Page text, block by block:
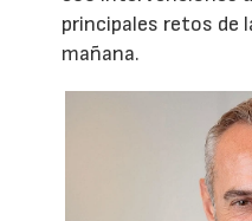
principales retos de
mañana.